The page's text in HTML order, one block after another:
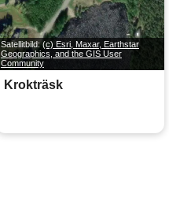
Satellitbild:(c) Esri, Maxar, Earthstar
Geographics, and the GIS User
Community
Krokträsk